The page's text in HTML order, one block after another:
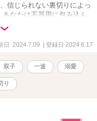
信じられない裏切りによっ
なたは不器用に包み込ん
居……そして、結婚。 あん
に巻き込まれたかのよう
日 2024.7.09 | 登録日 2024.6.17
双子 一途 溺愛
り